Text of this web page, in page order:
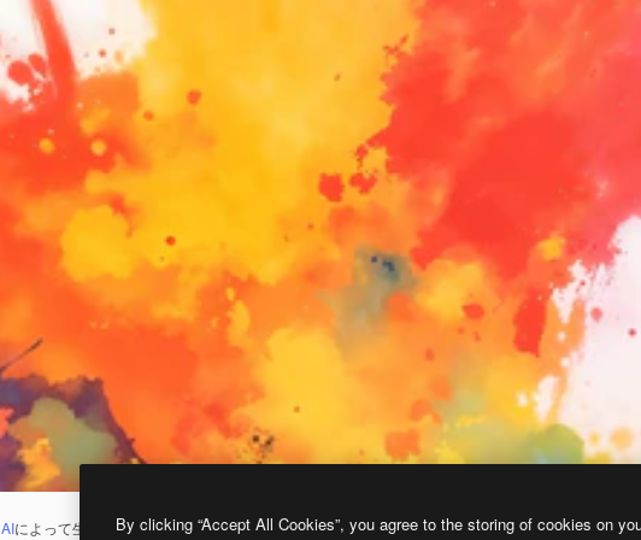
AIによって生成されたものです。 AI画像生成ツールを使うと、あなた独自の画像を作成できます。
By clicking “Accept All Cookies”, you agree to the storing of cookies on